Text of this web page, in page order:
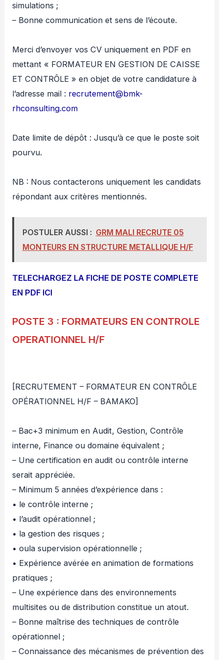
simulations ;
– Bonne communication et sens de l’écoute.
Merci d’envoyer vos CV uniquement en PDF en
mettant « FORMATEUR EN GESTION DE CAISSE
ET CONTRÔLE » en objet de votre candidature à
l’adresse mail : recrutement@bmk-
rhconsulting.com
Date limite de dépôt : Jusqu’à ce que le poste soit
pourvu.
NB : Nous contacterons uniquement les candidats
répondant aux critères mentionnés.
POSTULER AUSSI : GRM MALI RECRUTE 05
MONTEURS EN STRUCTURE METALLIQUE H/F
TELECHARGEZ LA FICHE DE POSTE COMPLETE
EN PDF ICI
POSTE 3 : FORMATEURS EN CONTROLE
OPERATIONNEL H/F
[RECRUTEMENT – FORMATEUR EN CONTRÔLE
OPÉRATIONNEL H/F – BAMAKO]
– Bac+3 minimum en Audit, Gestion, Contrôle
interne, Finance ou domaine équivalent ;
– Une certification en audit ou contrôle interne
serait appréciée.
– Minimum 5 années d’expérience dans :
• le contrôle interne ;
• l’audit opérationnel ;
• la gestion des risques ;
• oula supervision opérationnelle ;
• Expérience avérée en animation de formations
pratiques ;
– Une expérience dans des environnements
multisites ou de distribution constitue un atout.
– Bonne maîtrise des techniques de contrôle
opérationnel ;
– Connaissance des mécanismes de prévention des